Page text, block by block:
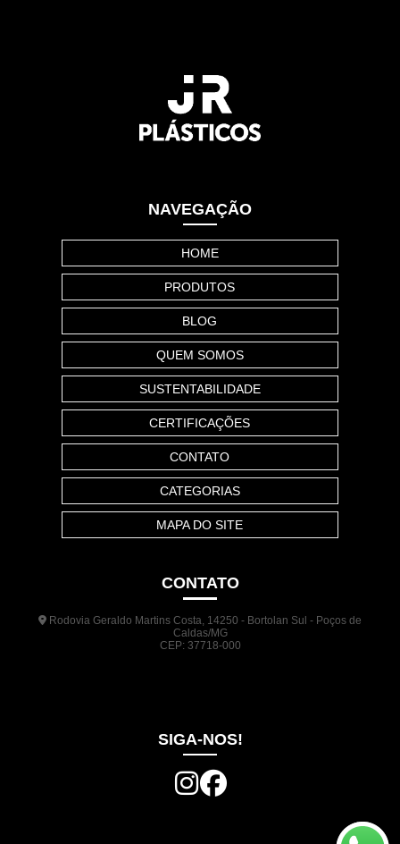
NAVEGAÇÃO
HOME
PRODUTOS
BLOG
QUEM SOMOS
SUSTENTABILIDADE
CERTIFICAÇÕES
CONTATO
CATEGORIAS
MAPA DO SITE
CONTATO
Rodovia Geraldo Martins Costa, 14250 - Bortolan Sul - Poços de
Caldas/MG
CEP: 37718-000
SIGA-NOS!